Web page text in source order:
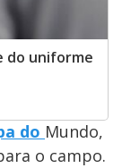
do uniforme
do Mundo,
o campo.